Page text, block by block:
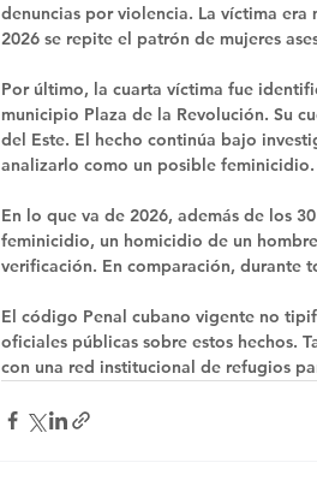
denuncias por violencia. La víctima
2026 se repite el patrón de mujeres
Por último, la cuarta víctima fue
municipio Plaza de la Revolución. Su
del Este. El hecho continúa bajo
analizarlo como un posible feminicidio.
En lo que va de 2026, además de los
feminicidio, un homicidio de un
verificación. En comparación, durante
El código Penal cubano vigente no
oficiales públicas sobre estos hechos.
con una red institucional de refugios